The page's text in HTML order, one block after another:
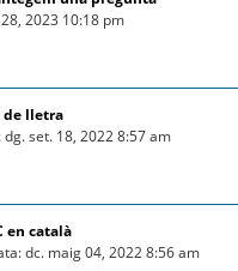
2023 10:18 pm
de lletra
dg. set. 18, 2022 8:57 am
en català
dc. maig 04, 2022 8:56 am